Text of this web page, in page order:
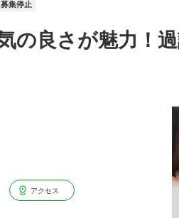
募集停止
良さが魅力！過
アクセス